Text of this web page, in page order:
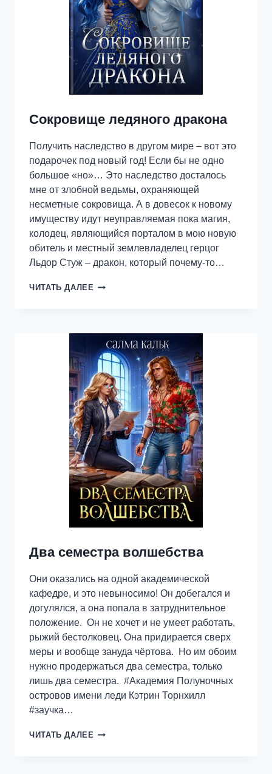
Сокровище ледяного дракона
Получить наследство в другом мире – вот это
подарочек под новый год! Если бы не одно
большое «но»… Это наследство досталось
мне от злобной ведьмы, охраняющей
несметные сокровища. А в довесок к новому
имуществу идут неуправляемая пока магия,
колодец, являющийся порталом в мою новую
обитель и местный землевладелец герцог
Льдор Стуж – дракон, который почему-то…
ЧИТАТЬ ДАЛЕЕ СОКРОВИЩЕ
Два семестра волшебства
Они оказались на одной академической
кафедре, и это невыносимо! Он добегался и
догулялся, а она попала в затруднительное
положение. Он не хочет и не умеет работать,
рыжий бестолковец. Она придирается сверх
меры и вообще зануда чёртова. Но им обоим
нужно продержаться два семестра, только
лишь два семестра. #Академия Полуночных
островов имени леди Кэтрин Торнхилл
#заучка…
ЧИТАТЬ ДАЛЕЕ ДВА